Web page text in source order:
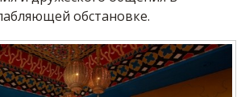
обстановке.